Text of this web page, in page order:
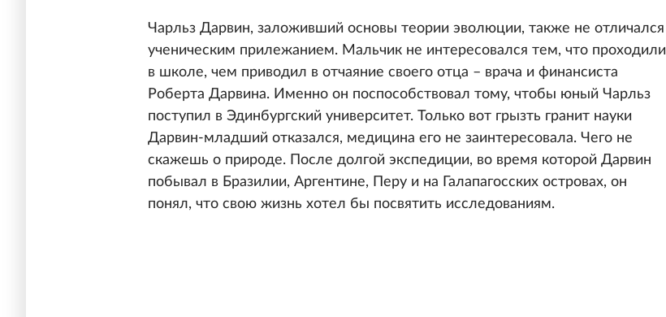
Чарльз Дарвин, заложивший основы теории эволюции, также не отличался
ученическим прилежанием. Мальчик не интересовался тем, что проходили
в школе, чем приводил в отчаяние своего отца – врача и финансиста
Роберта Дарвина. Именно он поспособствовал тому, чтобы юный Чарльз
поступил в Эдинбургский университет. Только вот грызть гранит науки
Дарвин-младший отказался, медицина его не заинтересовала. Чего не
скажешь о природе. После долгой экспедиции, во время которой Дарвин
побывал в Бразилии, Аргентине, Перу и на Галапагосских островах, он
понял, что свою жизнь хотел бы посвятить исследованиям.